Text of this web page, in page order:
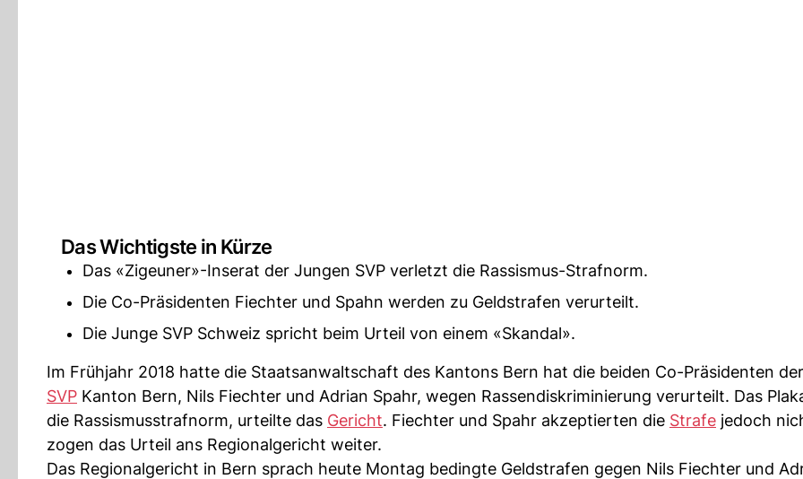
Das Wichtigste in Kürze
Das «Zigeuner»-Inserat der Jungen SVP verletzt die Rassismus-Strafnorm.
Die Co-Präsidenten Fiechter und Spahn werden zu Geldstrafen verurteilt.
Die Junge SVP Schweiz spricht beim Urteil von einem «Skandal».
Im Frühjahr 2018 hatte die Staatsanwaltschaft des Kantons Bern hat die beiden Co-Präsidenten der
SVP Kanton Bern, Nils Fiechter und Adrian Spahr, wegen Rassendiskriminierung verurteilt. Das
die Rassismusstrafnorm, urteilte das Gericht. Fiechter und Spahr akzeptierten die Strafe jedoch
zogen das Urteil ans Regionalgericht weiter.
Das Regionalgericht in Bern sprach heute Montag bedingte Geldstrafen gegen Nils Fiechter und